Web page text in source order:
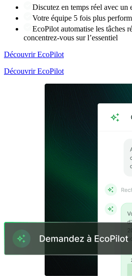
Discutez en temps réel avec
Votre équipe 5 fois plus
EcoPilot automatise les tâches
concentrez-vous sur l’essentiel
Découvrir EcoPilot
Découvrir EcoPilot